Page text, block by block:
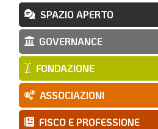
SPAZIO APERTO
GOVERNANCE
FONDAZIONE
ASSOCIAZIONI
FISCO E PROFESSIONE